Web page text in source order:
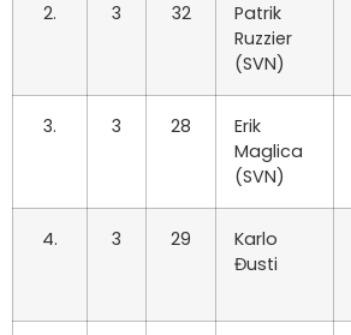
2. 3 32
Patrik
Ruzzier
(SVN)
3. 3 28
Erik
Maglica
(SVN)
4. 3 29
Karlo
Đusti